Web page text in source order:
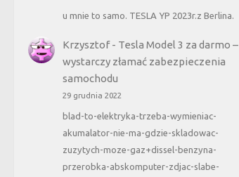
u mnie to samo. TESLA YP 2023r.z Berlina.
Krzysztof- Tesla Model 3 za darmo –
wystarczy złamać zabezpieczenia
samochodu
29 grudnia 2022
blad-to-elektryka-trzeba-wymieniac-
akumalator-nie-ma-gdzie-skladowac-
zuzytych-moze-gaz+dissel-benzyna-
przerobka-abskomputer-zdjac-slabe-